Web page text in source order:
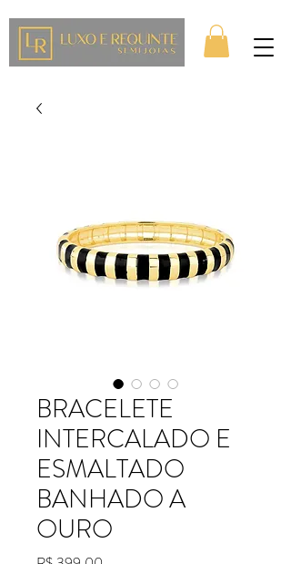
BRACELETE
INTERCALADO E
ESMALTADO
BANHADO A
OURO